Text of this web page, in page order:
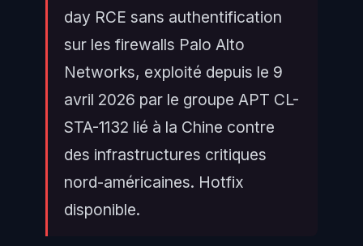
day RCE sans authentification
sur les firewalls Palo Alto
Networks, exploité depuis le 9
avril 2026 par le groupe APT CL-
STA-1132 lié à la Chine contre
des infrastructures critiques
nord-américaines. Hotfix
disponible.